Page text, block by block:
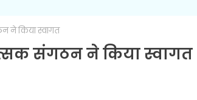
ने किया स्वागत
संगठन ने किया स्वागत